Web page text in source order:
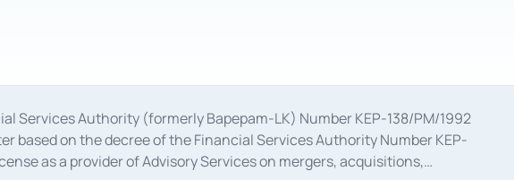
Services Authority (formerly Bapepam-LK) Number KEP-138/PM/1992
based on the decree of the Financial Services Authority Number KEP-
as a provider of Advisory Services on mergers, acquisitions,